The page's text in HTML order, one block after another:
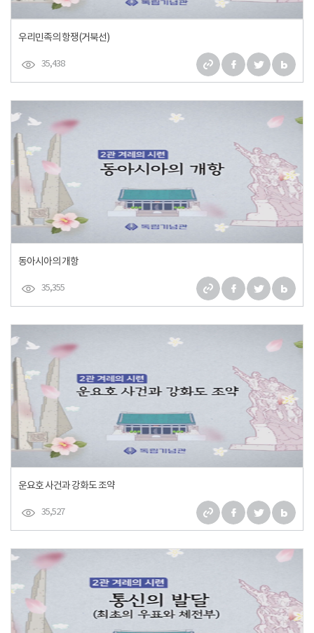
우리민족의 항쟁(거북선)
35,438
동아시아의 개항
35,355
운요호 사건과 강화도 조약
35,527